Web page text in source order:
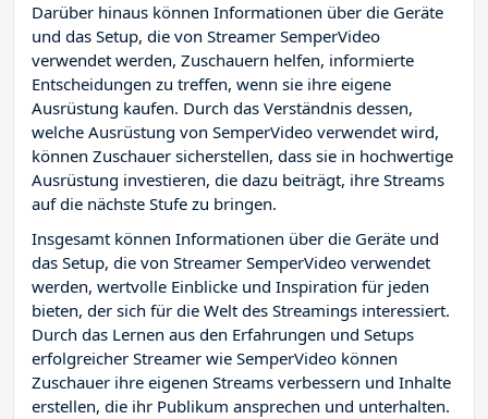
Darüber hinaus können Informationen über die Geräte
und das Setup, die von Streamer SemperVideo
verwendet werden, Zuschauern helfen, informierte
Entscheidungen zu treffen, wenn sie ihre eigene
Ausrüstung kaufen. Durch das Verständnis dessen,
welche Ausrüstung von SemperVideo verwendet wird,
können Zuschauer sicherstellen, dass sie in hochwertige
Ausrüstung investieren, die dazu beiträgt, ihre Streams
auf die nächste Stufe zu bringen.
Insgesamt können Informationen über die Geräte und
das Setup, die von Streamer SemperVideo verwendet
werden, wertvolle Einblicke und Inspiration für jeden
bieten, der sich für die Welt des Streamings interessiert.
Durch das Lernen aus den Erfahrungen und Setups
erfolgreicher Streamer wie SemperVideo können
Zuschauer ihre eigenen Streams verbessern und Inhalte
erstellen, die ihr Publikum ansprechen und unterhalten.